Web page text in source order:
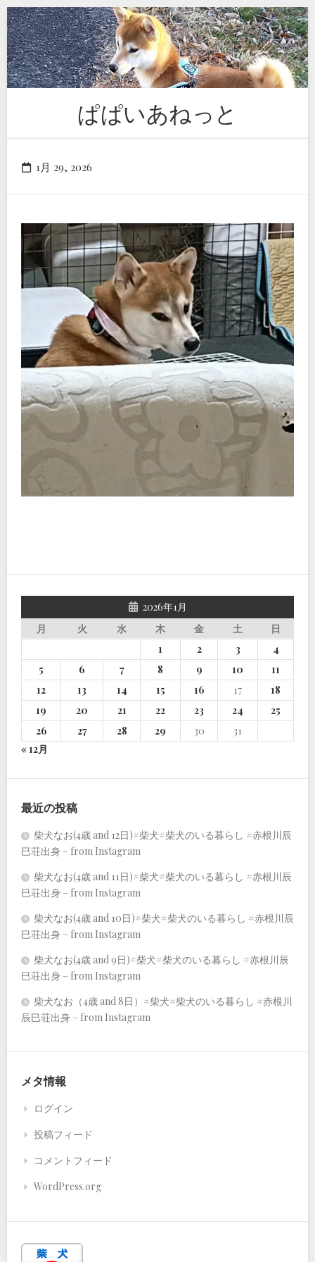
Skip
to
content
ぱぱいあねっと
1月 29, 2026
2026年1月
月
火 水 木 金 土
日
1
2 3
4
5
6 7 8 9 10
11
12
13 14 15 16 17
18
19
20 21 22 23 24
25
26
27 28 29 30
31
« 12月
最近の投稿
柴犬なお(4歳 and 12日)#柴犬#柴犬のいる暮らし #赤根川辰
巳荘出身 – from Instagram
柴犬なお(4歳 and 11日)#柴犬#柴犬のいる暮らし #赤根川辰
巳荘出身 – from Instagram
柴犬なお(4歳 and 10日)#柴犬#柴犬のいる暮らし #赤根川辰
巳荘出身 – from Instagram
柴犬なお(4歳 and 9日)#柴犬#柴犬のいる暮らし #赤根川辰
巳荘出身 – from Instagram
柴犬なお（4歳 and 8日）#柴犬#柴犬のいる暮らし #赤根川
辰巳荘出身 – from Instagram
メタ情報
ログイン
投稿フィード
コメントフィード
WordPress.org